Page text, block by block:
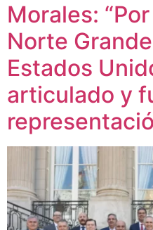
Morales:
Norte
Estados
articulado y